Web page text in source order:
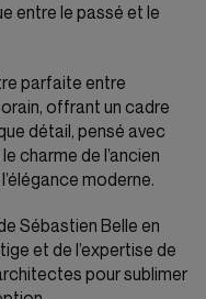
entre le passé et le
parfaite entre
offrant un cadre
détail, pensé avec
charme de l’ancien
moderne.
Sébastien Belle en
et de l’expertise de
pour sublimer